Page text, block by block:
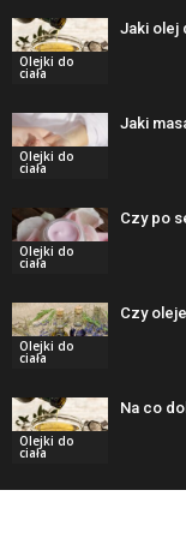
Olejki do
ciała
Jaki olej
Olejki do
ciała
Jaki
Olejki do
ciała
Czy po
Olejki do
ciała
Czy
Olejki do
ciała
Na co